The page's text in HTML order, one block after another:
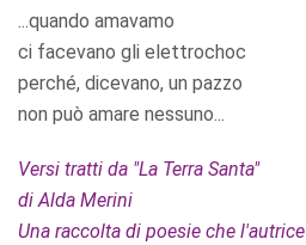
...quando amavamo
ci facevano gli elettrochoc
perché, dicevano, un pazzo
non può amare nessuno...
Versi tratti da "La Terra Santa"
di Alda Merini
Una raccolta di poesie che